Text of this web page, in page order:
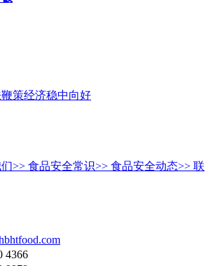
策经济稳中向好
>> 食品安全常识>> 食品安全动态>> 联
4366